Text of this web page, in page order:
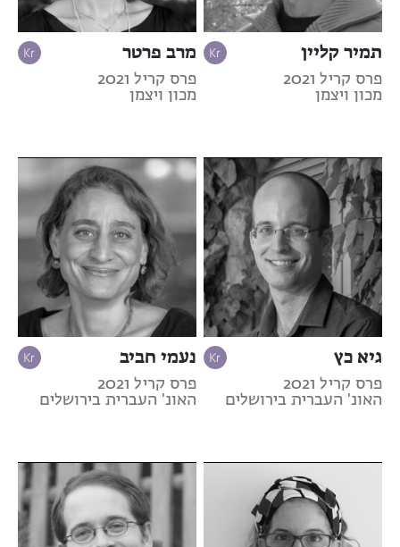
תמיר קליין
פרס קריל 2021
מכון ויצמן
מרב פרטר
פרס קריל 2021
מכון ויצמן
גיא כץ
פרס קריל 2021
האונ' העברית בירושלים
נעמי חביב
פרס קריל 2021
האונ' העברית בירושלים